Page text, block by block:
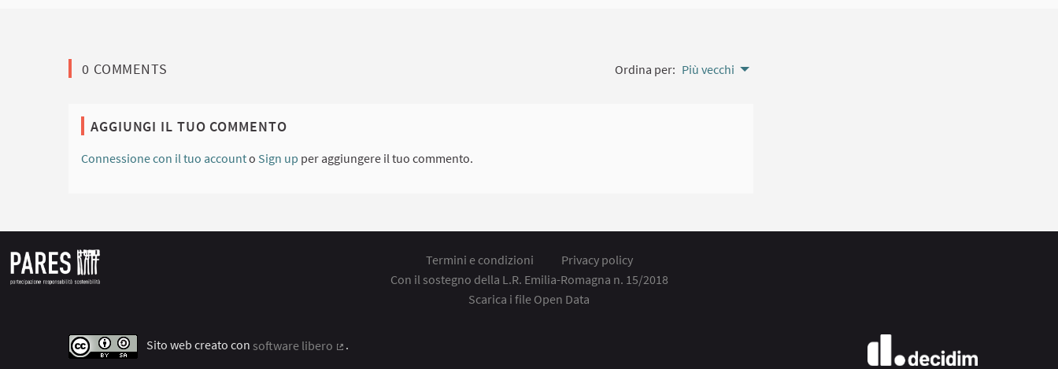
0 COMMENTS Ordina per: Più vecchi
AGGIUNGI IL TUO COMMENTO
Connessione con il tuo accounto Sign up per aggiungere il tuo commento.
Termini e condizioni
Privacy policy
Con il sostegno della L.R. Emilia-Romagna n. 15/2018
Scarica i file Open Data
Sito web creato con software libero
.